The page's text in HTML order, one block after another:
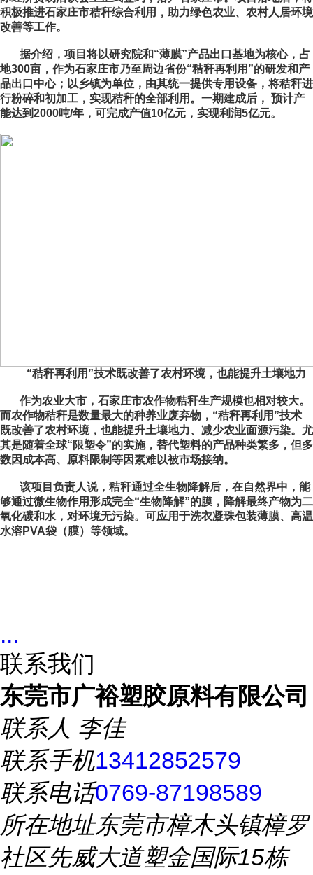
积极推进石家庄市秸秆综合利用，助力绿色农业、农村人居环境
改善等工作。
据介绍，项目将以研究院和“薄膜”产品出口基地为核心，占
地300亩，作为石家庄市乃至周边省份“秸秆再利用”的研发和产
品出口中心；以乡镇为单位，由其统一提供专用设备，将秸秆进
行粉碎和初加工，实现秸秆的全部利用。一期建成后， 预计产
能达到2000吨/年，可完成产值10亿元，实现利润5亿元。
“秸秆再利用”技术既改善了农村环境，也能提升土壤地力
作为农业大市，石家庄市农作物秸秆生产规模也相对较大。
而农作物秸秆是数量最大的种养业废弃物，“秸秆再利用”技术
既改善了农村环境，也能提升土壤地力、减少农业面源污染。尤
其是随着全球“限塑令”的实施，替代塑料的产品种类繁多，但多
数因成本高、原料限制等因素难以被市场接纳。
该项目负责人说，秸秆通过全生物降解后，在自然界中，能
够通过微生物作用形成完全“生物降解”的膜，降解最终产物为二
氧化碳和水，对环境无污染。可应用于洗衣凝珠包装薄膜、高温
水溶PVA袋（膜）等领域。
...
联系我们
东莞市广裕塑胶原料有限公司
联系人 李佳
联系手机13412852579
联系电话0769-87198589
所在地址东莞市樟木头镇樟罗
社区先威大道塑金国际15栋